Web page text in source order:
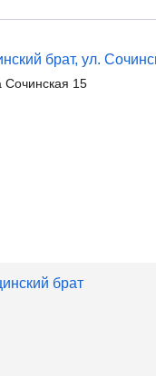
брат, ул.
15
брат